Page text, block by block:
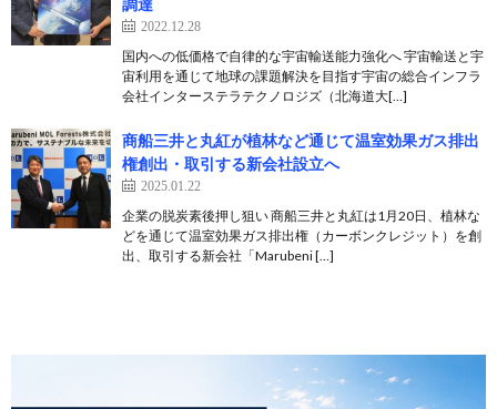
調達
2022.12.28
国内への低価格で自律的な宇宙輸送能力強化へ 宇宙輸送と宇
宙利用を通じて地球の課題解決を目指す宇宙の総合インフラ
会社インターステラテクノロジズ（北海道⼤[…]
商船三井と丸紅が植林など通じて温室効果ガス排出
権創出・取引する新会社設立へ
2025.01.22
企業の脱炭素後押し狙い 商船三井と丸紅は1月20日、植林な
どを通じて温室効果ガス排出権（カーボンクレジット）を創
出、取引する新会社「Marubeni […]